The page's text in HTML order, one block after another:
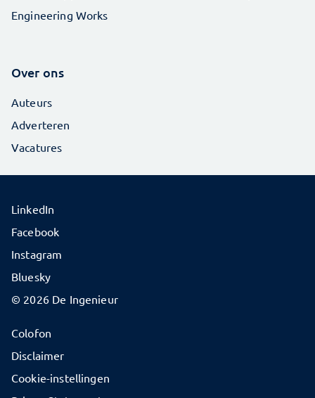
Engineering Works
Over ons
Auteurs
Adverteren
Vacatures
© 2026 De Ingenieur
Colofon
Disclaimer
Cookie-instellingen
LinkedIn
Facebook
Instagram
Bluesky